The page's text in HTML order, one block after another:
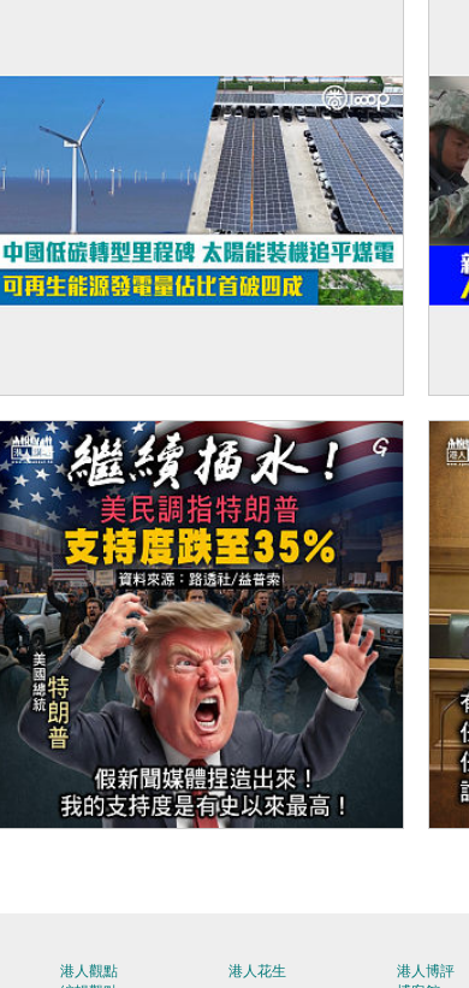
平煤電 可再生能源發電量佔比首破四成
筒
港人觀點
港人花生
港人博評